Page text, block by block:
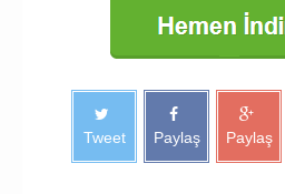
Tweet Paylaş Paylaş